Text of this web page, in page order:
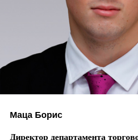
Маца Борис
Директор департамента